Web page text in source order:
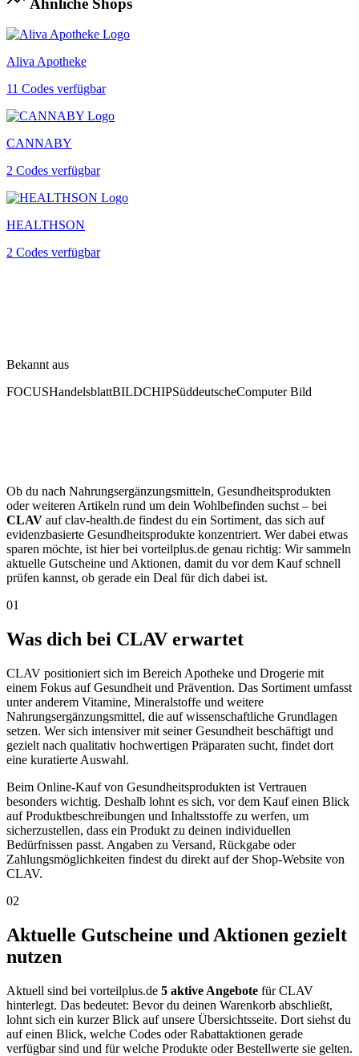
Aliva Apotheke
11 Codes verfügbar
CANNABY
2 Codes verfügbar
HEALTHSON
2 Codes verfügbar
Bekannt aus
FOCUSHandelsblattBILDCHIPSüddeutscheComputer Bild
Ob du nach Nahrungsergänzungsmitteln, Gesundheitsprodukten
oder weiteren Artikeln rund um dein Wohlbefinden suchst – bei
CLAV auf clav-health.de findest du ein Sortiment, das sich auf
evidenzbasierte Gesundheitsprodukte konzentriert. Wer dabei etwas
sparen möchte, ist hier bei vorteilplus.de genau richtig: Wir sammeln
aktuelle Gutscheine und Aktionen, damit du vor dem Kauf schnell
prüfen kannst, ob gerade ein Deal für dich dabei ist.
01
Was dich bei CLAV erwartet
CLAV positioniert sich im Bereich Apotheke und Drogerie mit
einem Fokus auf Gesundheit und Prävention. Das Sortiment umfasst
unter anderem Vitamine, Mineralstoffe und weitere
Nahrungsergänzungsmittel, die auf wissenschaftliche Grundlagen
setzen. Wer sich intensiver mit seiner Gesundheit beschäftigt und
gezielt nach qualitativ hochwertigen Präparaten sucht, findet dort
eine kuratierte Auswahl.
Beim Online-Kauf von Gesundheitsprodukten ist Vertrauen
besonders wichtig. Deshalb lohnt es sich, vor dem Kauf einen Blick
auf Produktbeschreibungen und Inhaltsstoffe zu werfen, um
sicherzustellen, dass ein Produkt zu deinen individuellen
Bedürfnissen passt. Angaben zu Versand, Rückgabe oder
Zahlungsmöglichkeiten findest du direkt auf der Shop-Website von
CLAV.
02
Aktuelle Gutscheine und Aktionen gezielt
nutzen
Aktuell sind bei vorteilplus.de 5 aktive Angebote für CLAV
hinterlegt. Das bedeutet: Bevor du deinen Warenkorb abschließt,
lohnt sich ein kurzer Blick auf unsere Übersichtsseite. Dort siehst du
auf einen Blick, welche Codes oder Rabattaktionen gerade
verfügbar sind und für welche Produkte oder Bestellwerte sie gelten.